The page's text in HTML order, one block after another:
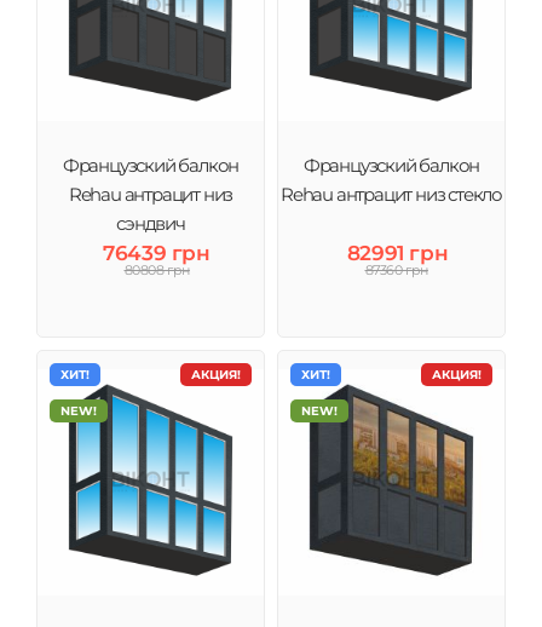
Французский балкон
Rehau антрацит низ
сэндвич
76439 грн
80808 грн
Французский балкон
Rehau антрацит низ стекло
82991 грн
87360 грн
АКЦИЯ!
ХИТ!
NEW!
АКЦИЯ!
ХИТ!
NEW!